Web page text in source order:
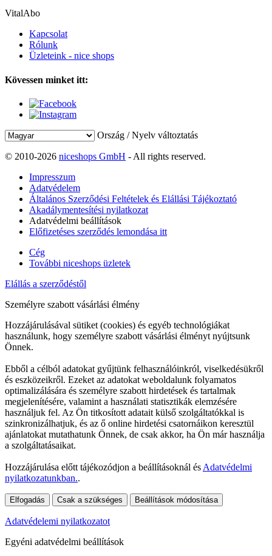
VitalAbo
Kapcsolat
Rólunk
Üzleteink - nice shops
Kövessen minket itt:
Ország / Nyelv változtatás
© 2010-2026 niceshops GmbH - All rights reserved.
Impresszum
Adatvédelem
Általános Szerződési Feltételek és Elállási Tájékoztató
Akadálymentesítési nyilatkozat
Adatvédelmi beállítások
Előfizetéses szerződés lemondása itt
Cég
További niceshops üzletek
Elállás a szerződéstől
Személyre szabott vásárlási élmény
Hozzájárulásával sütiket (cookies) és egyéb technológiákat
használunk, hogy személyre szabott vásárlási élményt nyújtsunk
Önnek.
Ebből a célból adatokat gyűjtünk felhasználóinkról, viselkedésükről
és eszközeikről. Ezeket az adatokat weboldalunk folyamatos
optimalizálására és személyre szabott hirdetések és tartalmak
megjelenítésére, valamint a használati statisztikák elemzésére
használjuk fel. Az Ön titkosított adatait külső szolgáltatókkal is
szinkronizálhatjuk, és az ő online hirdetési csatornáikon keresztül
ajánlatokat mutathatunk Önnek, de csak akkor, ha Ön már használja
a szolgáltatásaikat.
Hozzájárulása előtt tájékozódjon a beállításoknál és Adatvédelmi
nyilatkozatunkban..
Elfogadás Csak a szükséges Beállítások módosítása
Adatvédelemi nyilatkozatot
Egyéni adatvédelmi beállítások